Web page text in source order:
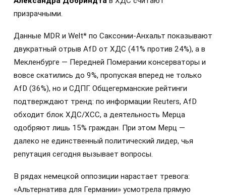
призрачными.
Данные MDR и Welt* по Саксонии-Анхальт показывают
двукратный отрыв AfD от ХДС (41% против 24%), а в
Мекленбурге — Передней Померании консерваторы и
вовсе скатились до 9%, пропуская вперед не только
AfD (36%), но и СДПГ. Общегерманские рейтинги
подтверждают тренд: по информации Reuters, AfD
обходит блок ХДС/ХСС, а деятельность Мерца
одобряют лишь 15% граждан. При этом Мерц —
далеко не единственный политический лидер, чья
репутация сегодня вызывает вопросы.
В рядах немецкой оппозиции нарастает тревога:
«Альтернатива для Германии» усмотрела прямую